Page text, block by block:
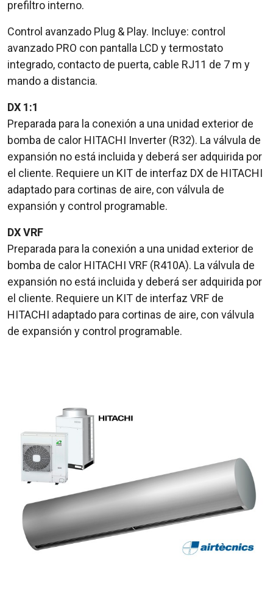
prefiltro interno.
Control avanzado Plug & Play. Incluye: control
avanzado PRO con pantalla LCD y termostato
integrado, contacto de puerta, cable RJ11 de 7 m y
mando a distancia.
DX 1:1
Preparada para la conexión a una unidad exterior de
bomba de calor HITACHI Inverter (R32). La válvula de
expansión no está incluida y deberá ser adquirida por
el cliente. Requiere un KIT de interfaz DX de HITACHI
adaptado para cortinas de aire, con válvula de
expansión y control programable.
DX VRF
Preparada para la conexión a una unidad exterior de
bomba de calor HITACHI VRF (R410A). La válvula de
expansión no está incluida y deberá ser adquirida por
el cliente. Requiere un KIT de interfaz VRF de
HITACHI adaptado para cortinas de aire, con válvula
de expansión y control programable.